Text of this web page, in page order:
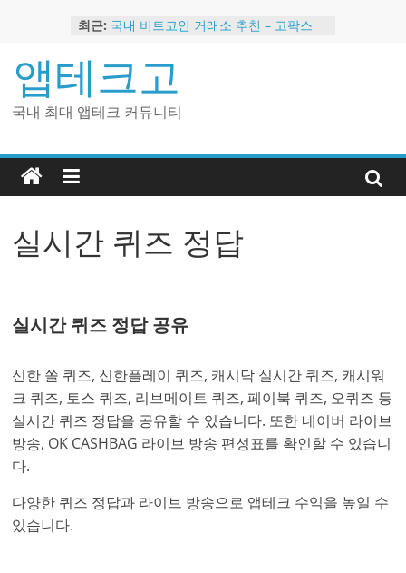
content
최근: 국내 비트코인 거래소 추천 – 고팍스
트
2024 강력히 추천하는 은행 멤버십 현
금 앱테크
해외 코인 거래소 추천 순위 BEST 2
앱테크고
국내 최대 앱테크 커뮤니티
실시간 퀴즈 정답
실시간 퀴즈 정답 공유
신한 쏠 퀴즈, 신한플레이 퀴즈, 캐시닥 실시간 퀴즈, 캐시워
크 퀴즈, 토스 퀴즈, 리브메이트 퀴즈, 페이북 퀴즈, 오퀴즈 등
실시간 퀴즈 정답을 공유할 수 있습니다. 또한 네이버 라이브
방송, OK CASHBAG 라이브 방송 편성표를 확인할 수 있습니
다.
다양한 퀴즈 정답과 라이브 방송으로 앱테크 수익을 높일 수
있습니다.